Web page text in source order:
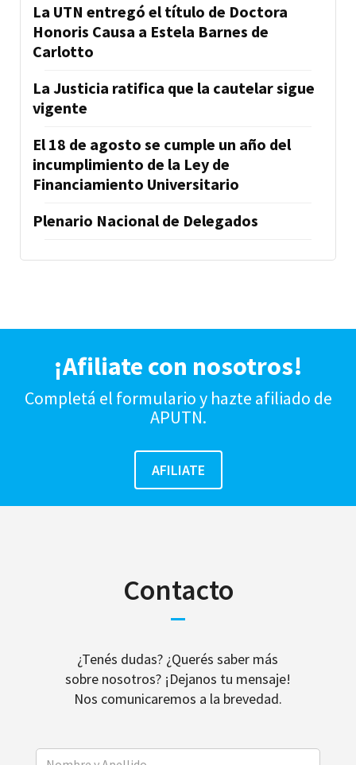
La UTN entregó el título de Doctora
Honoris Causa a Estela Barnes de
Carlotto
La Justicia ratifica que la cautelar sigue
vigente
El 18 de agosto se cumple un año del
incumplimiento de la Ley de
Financiamiento Universitario
Plenario Nacional de Delegados
¡Afiliate con nosotros!
Completá el formulario y hazte afiliado de
APUTN.
Contacto
¿Tenés dudas? ¿Querés saber más
sobre nosotros? ¡Dejanos tu mensaje!
Nos comunicaremos a la brevedad.